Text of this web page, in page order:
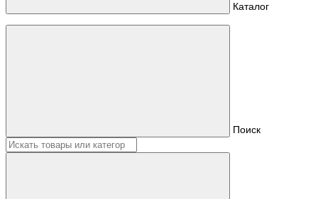
Каталог
Поиск